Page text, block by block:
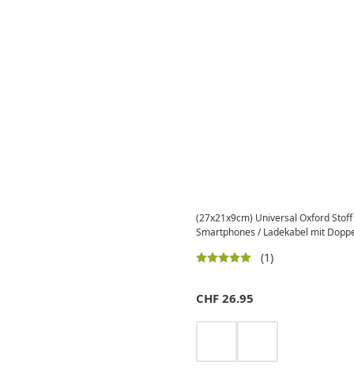
(27x21x9cm) Universal Oxford
Smartphones / Ladekabel mit
(1)
CHF 26.95